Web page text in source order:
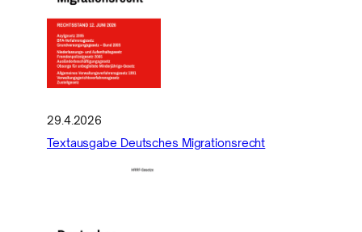
29.4.2026
Textausgabe Deutsches Migrationsrecht